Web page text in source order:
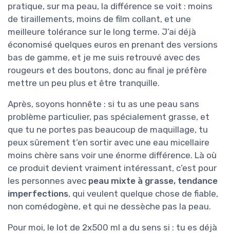
pratique, sur ma peau, la différence se voit : moins
de tiraillements, moins de film collant, et une
meilleure tolérance sur le long terme. J’ai déjà
économisé quelques euros en prenant des versions
bas de gamme, et je me suis retrouvé avec des
rougeurs et des boutons, donc au final je préfère
mettre un peu plus et être tranquille.
Après, soyons honnête : si tu as une peau sans
problème particulier, pas spécialement grasse, et
que tu ne portes pas beaucoup de maquillage, tu
peux sûrement t’en sortir avec une eau micellaire
moins chère sans voir une énorme différence. Là où
ce produit devient vraiment intéressant, c’est pour
les personnes avec peau mixte à grasse, tendance
imperfections, qui veulent quelque chose de fiable,
non comédogène, et qui ne dessèche pas la peau.
Pour moi, le lot de 2x500 ml a du sens si : tu es déjà